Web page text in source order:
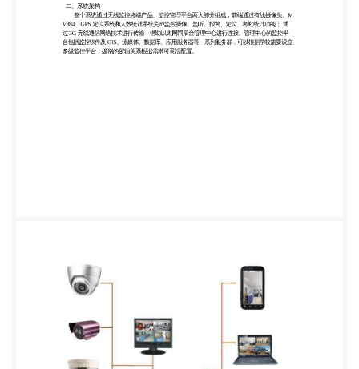
下车时间、学号和上车人数，上传记录与中心核实学
号、人数， 以便管理人员及时发现各种异常情况，如
和人数统计系统完成监控摄像、监听、报警、定位、
考勤统计功能； 通 过 3G 无线通信网络技术进行传
输，借助以太网同后台管理中心进行连接。管理中心
的监控平 台包括监控软件及 GIS、流媒体、数据库、